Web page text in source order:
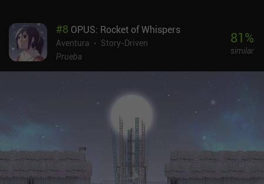
#8 OPUS: Rocket of Whispers
Aventura
Story-Driven
Prueba
81%
similar